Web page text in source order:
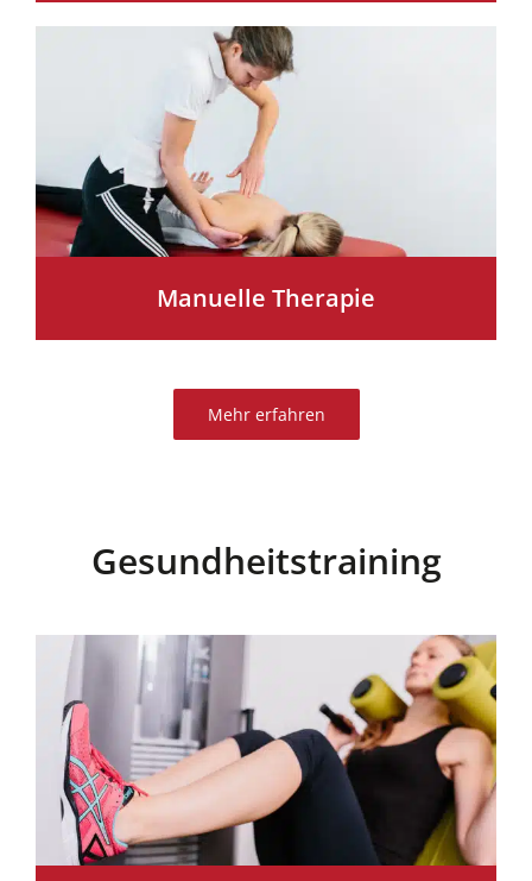
Manuelle Therapie
Mehr erfahren
Gesundheitstraining